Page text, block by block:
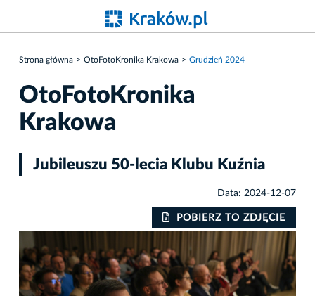
Strona główna OtoFotoKronika Krakowa Grudzień 2024
OtoFotoKronika
Krakowa
Jubileuszu 50-lecia Klubu Kuźnia
Data: 2024-12-07
POBIERZ TO ZDJĘCIE